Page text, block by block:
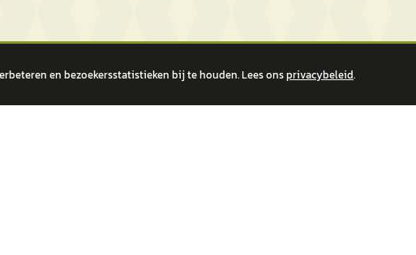
en bezoekersstatistieken bij te houden. Lees onsprivacybeleid.